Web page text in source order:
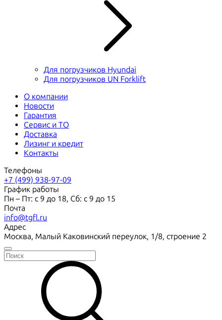
Для погрузчиков Hyundai
Для погрузчиков UN Forklift
О компании
Новости
Гарантия
Сервис и ТО
Доставка
Лизинг и кредит
Контакты
Телефоны
+7 (499) 938-97-09
График работы
Пн – Пт: с 9 до 18, Сб: с 9 до 15
Почта
info@tgfl.ru
Адрес
Москва, Малый Каковинский переулок, 1/8, строение 2